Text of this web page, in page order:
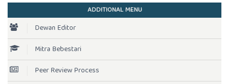
ADDITIONAL MENU
Dewan Editor
Mitra Bebestari
Peer Review Process